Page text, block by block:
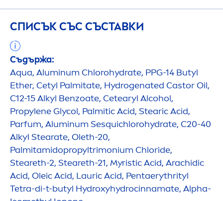
СПИСЪК СЪС СЪСТАВКИ
Съдържа:
Aqua, Aluminum Chlorohydrate, PPG-14 Butyl
Ether, Cetyl Palmitate, Hydrogenated Castor Oil,
C12-15 Alkyl Benzoate, Cetearyl Alcohol,
Propylene Glycol, Palmitic Acid, Stearic Acid,
Parfum, Aluminum Sesquichlorohydrate, C20-40
Alkyl Stearate, Oleth-20,
Palmitamidopropyltrimonium Chloride,
Steareth-2, Steareth-21, Myristic Acid, Arachidic
Acid, Oleic Acid, Lauric Acid, Pentaerythrityl
Tetra-di-t-butyl Hydroxyhydrocinnamate, Alpha-